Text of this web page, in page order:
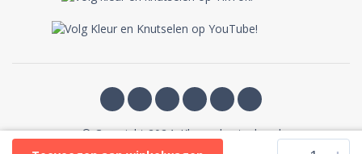
© Copyright 2024, Kleurenknutselen.nl